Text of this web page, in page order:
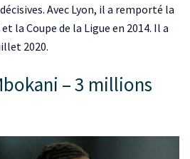
Avec Lyon, il a remporté la
la Coupe de la Ligue en 2014. Il a
2020.
– 3 millions